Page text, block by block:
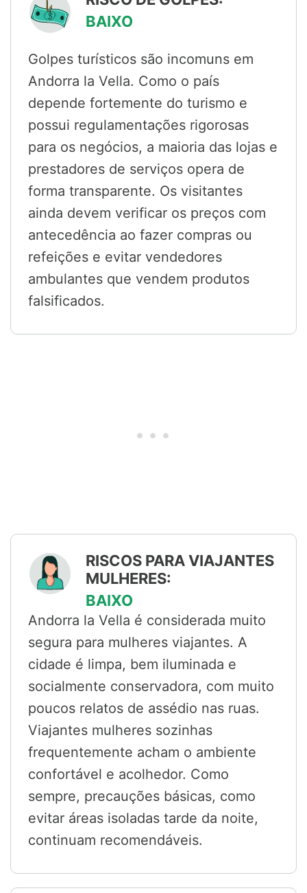
BAIXO
Golpes turísticos são incomuns em
Andorra la Vella. Como o país
depende fortemente do turismo e
possui regulamentações rigorosas
para os negócios, a maioria das lojas e
prestadores de serviços opera de
forma transparente. Os visitantes
ainda devem verificar os preços com
antecedência ao fazer compras ou
refeições e evitar vendedores
ambulantes que vendem produtos
falsificados.
RISCOS PARA VIAJANTES
MULHERES:
BAIXO
Andorra la Vella é considerada muito
segura para mulheres viajantes. A
cidade é limpa, bem iluminada e
socialmente conservadora, com muito
poucos relatos de assédio nas ruas.
Viajantes mulheres sozinhas
frequentemente acham o ambiente
confortável e acolhedor. Como
sempre, precauções básicas, como
evitar áreas isoladas tarde da noite,
continuam recomendáveis.